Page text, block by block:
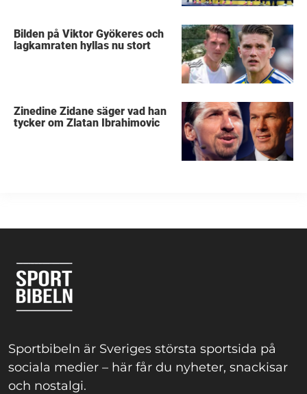
Bilden på Viktor Gyökeres och
lagkamraten hyllas nu stort
Zinedine Zidane säger vad han
tycker om Zlatan Ibrahimovic
Sportbibeln är Sveriges största sportsida på
sociala medier – här får du nyheter, snackisar
och nostalgi.